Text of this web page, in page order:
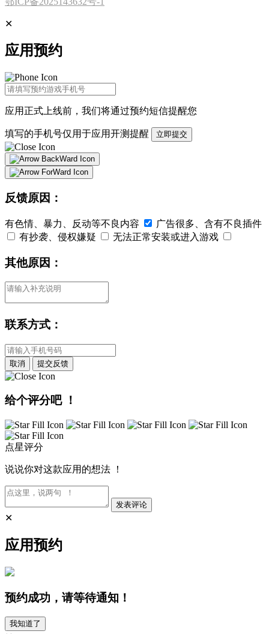
✕
应用预约
应用正式上线前，我们将通过预约短信提醒您
填写的手机号仅用于应用开测提醒 立即提交
反馈原因：
有色情、暴力、反动等不良内容
广告很多、含有不良插件
有抄袭、侵权嫌疑
无法正常安装或进入游戏
其他原因：
联系方式：
取消 提交反馈
给个评分吧 ！
点星评分
说说你对这款应用的想法 ！
发表评论
✕
应用预约
预约成功，请等待通知！
我知道了